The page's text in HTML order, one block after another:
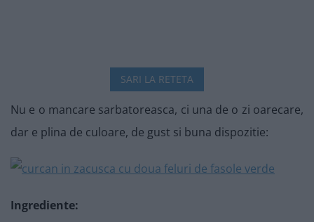
SARI LA RETETA
Nu e o mancare sarbatoreasca, ci una de o zi oarecare,
dar e plina de culoare, de gust si buna dispozitie:
Ingrediente: